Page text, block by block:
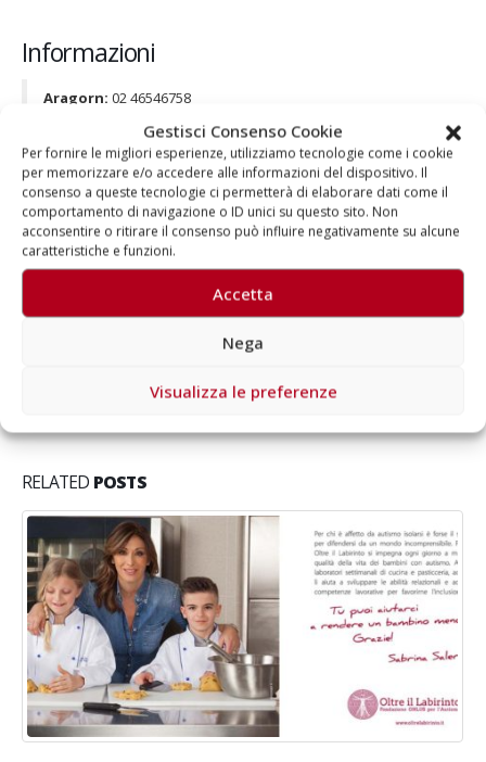
Gestisci Consenso Cookie
Per fornire le migliori esperienze, utilizziamo tecnologie come i cookie
per memorizzare e/o accedere alle informazioni del dispositivo. Il
consenso a queste tecnologie ci permetterà di elaborare dati come il
comportamento di navigazione o ID unici su questo sito. Non
acconsentire o ritirare il consenso può influire negativamente su alcune
caratteristiche e funzioni.
Accetta
Nega
Visualizza le preferenze
Informazioni
Aragorn: 02 46546758
Autore
RELATED POSTS